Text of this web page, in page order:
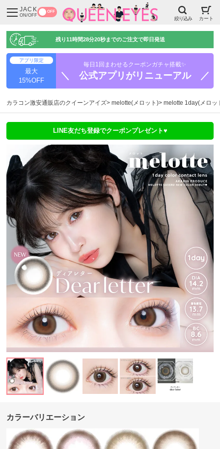
JACK
ON/OFF
OFF
絞り込み カート
残り11時間28分19秒までのご注文で即日発送
アプリ限定
最大
15%OFF
毎日1回まわせるクーポンガチャ搭載✨
＼ 公式アプリがリニューアル ／
カラコン激安通販店のクイーンアイズ melotte(メロット) melotte 1day(メロッ
LINE友だち登録でクーポンプレゼント♥
カラーバリエーション